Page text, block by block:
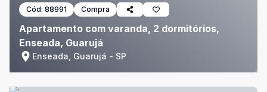
Cód: 88991 Compra
Apartamento com varanda, 2 dormitórios,
Enseada, Guarujá
Enseada, Guarujá - SP